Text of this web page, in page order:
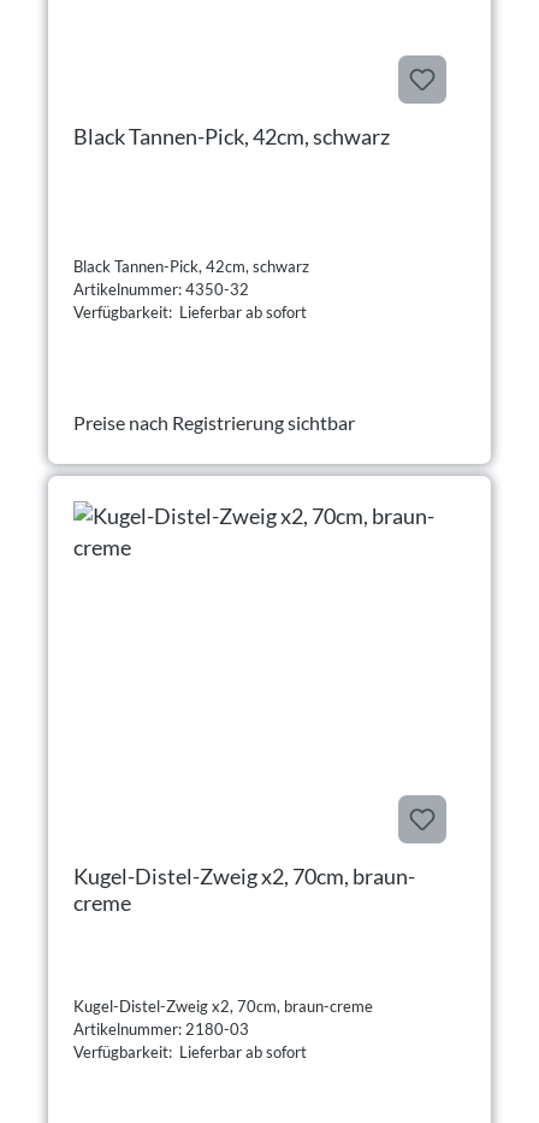
Black Tannen-Pick, 42cm, schwarz
Black Tannen-Pick, 42cm, schwarz
Artikelnummer: 4350-32
Verfügbarkeit: Lieferbar ab sofort
Preise nach Registrierung sichtbar
Kugel-Distel-Zweig x2, 70cm, braun-
creme
Kugel-Distel-Zweig x2, 70cm, braun-creme
Artikelnummer: 2180-03
Verfügbarkeit: Lieferbar ab sofort